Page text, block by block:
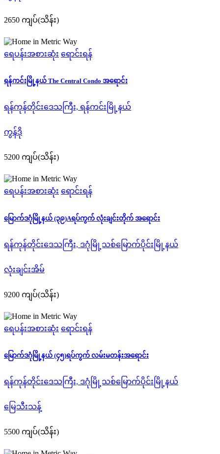
2650 ကျပ်(သိန်း)
ရေပန်းအစားဆုံး ရောင်းရန်
ရန်ကင်းမြို့နယ် The Central Condo အရောင်း
ရန်ကုန်တိုင်းဒေသကြီး, ရန်ကင်းမြို့နယ်
ကွန်ဒို
5200 ကျပ်(သိန်း)
ရေပန်းအစားဆုံး ရောင်းရန်
မြောက်ဒဂုံမြို့နယ် (၃၉)Aရပ်ကွက် လုံးချင်းတိုက် အရောင်း
ရန်ကုန်တိုင်းဒေသကြီး, ဒဂုံမြို့သစ်မြောက်ပိုင်းမြို့နယ်
လုံးချင်းအိမ်
9200 ကျပ်(သိန်း)
ရေပန်းအစားဆုံး ရောင်းရန်
မြောက်ဒဂုံမြို့နယ် (၄၅)ရပ်ကွက် ‌လမ်းမတန်းအရောင်း
ရန်ကုန်တိုင်းဒေသကြီး, ဒဂုံမြို့သစ်မြောက်ပိုင်းမြို့နယ်
မြေသီးသန့်
5500 ကျပ်(သိန်း)